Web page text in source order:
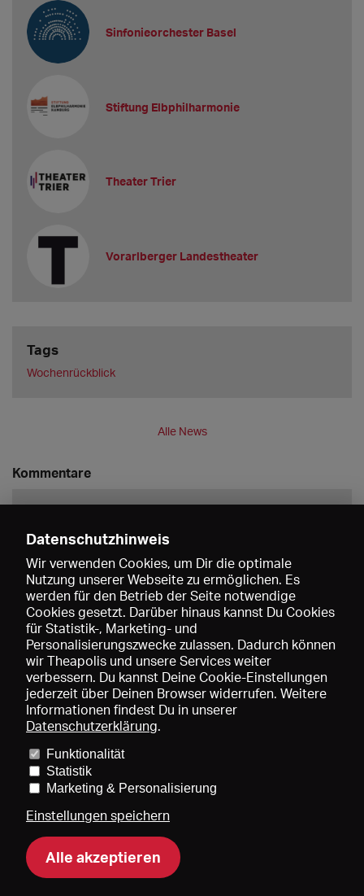
Sinfonieorchester Basel
Stiftung Elbphilharmonie
Theater Trier
Vorarlberger Landestheater
Tags
Wochenrückblick
Alle News
Kommentare
Speichern
Preise und Mitgliedschaften
Mediadaten
Über uns Impressum
DE
Datenschutzhinweis
Wir verwenden Cookies, um Dir die optimale
Nutzung unserer Webseite zu ermöglichen. Es
werden für den Betrieb der Seite notwendige
Cookies gesetzt. Darüber hinaus kannst Du Cookies
für Statistik-, Marketing- und
Personalisierungszwecke zulassen. Dadurch können
wir Theapolis und unsere Services weiter
verbessern. Du kannst Deine Cookie-Einstellungen
jederzeit über Deinen Browser widerrufen. Weitere
Informationen findest Du in unserer
Datenschutzerklärung.
Funktionalität
Statistik
Marketing & Personalisierung
Einstellungen speichern
Alle akzeptieren